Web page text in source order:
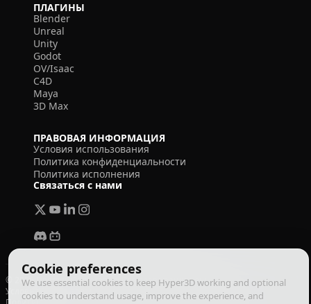
Cookie preferences
We use essential cookies to keep Hyper3D working and optional
cookies to understand usage, improve the experience, and
ПЛАГИНЫ
Blender
Unreal
Unity
Godot
OV/Isaac
C4D
Maya
3D Max
ПРАВОВАЯ ИНФОРМАЦИЯ
Условия использования
Политика конфиденциальности
Политика исполнения
Связаться с нами
© 2026 Deemos Corporation. Все права защищены
Условия использования
Политика конфиденциальности